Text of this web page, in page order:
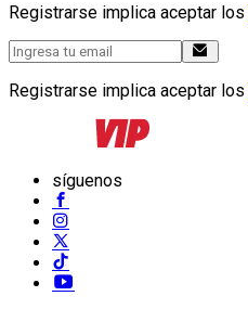
Registrarse implica aceptar los
Registrarse implica aceptar los
síguenos